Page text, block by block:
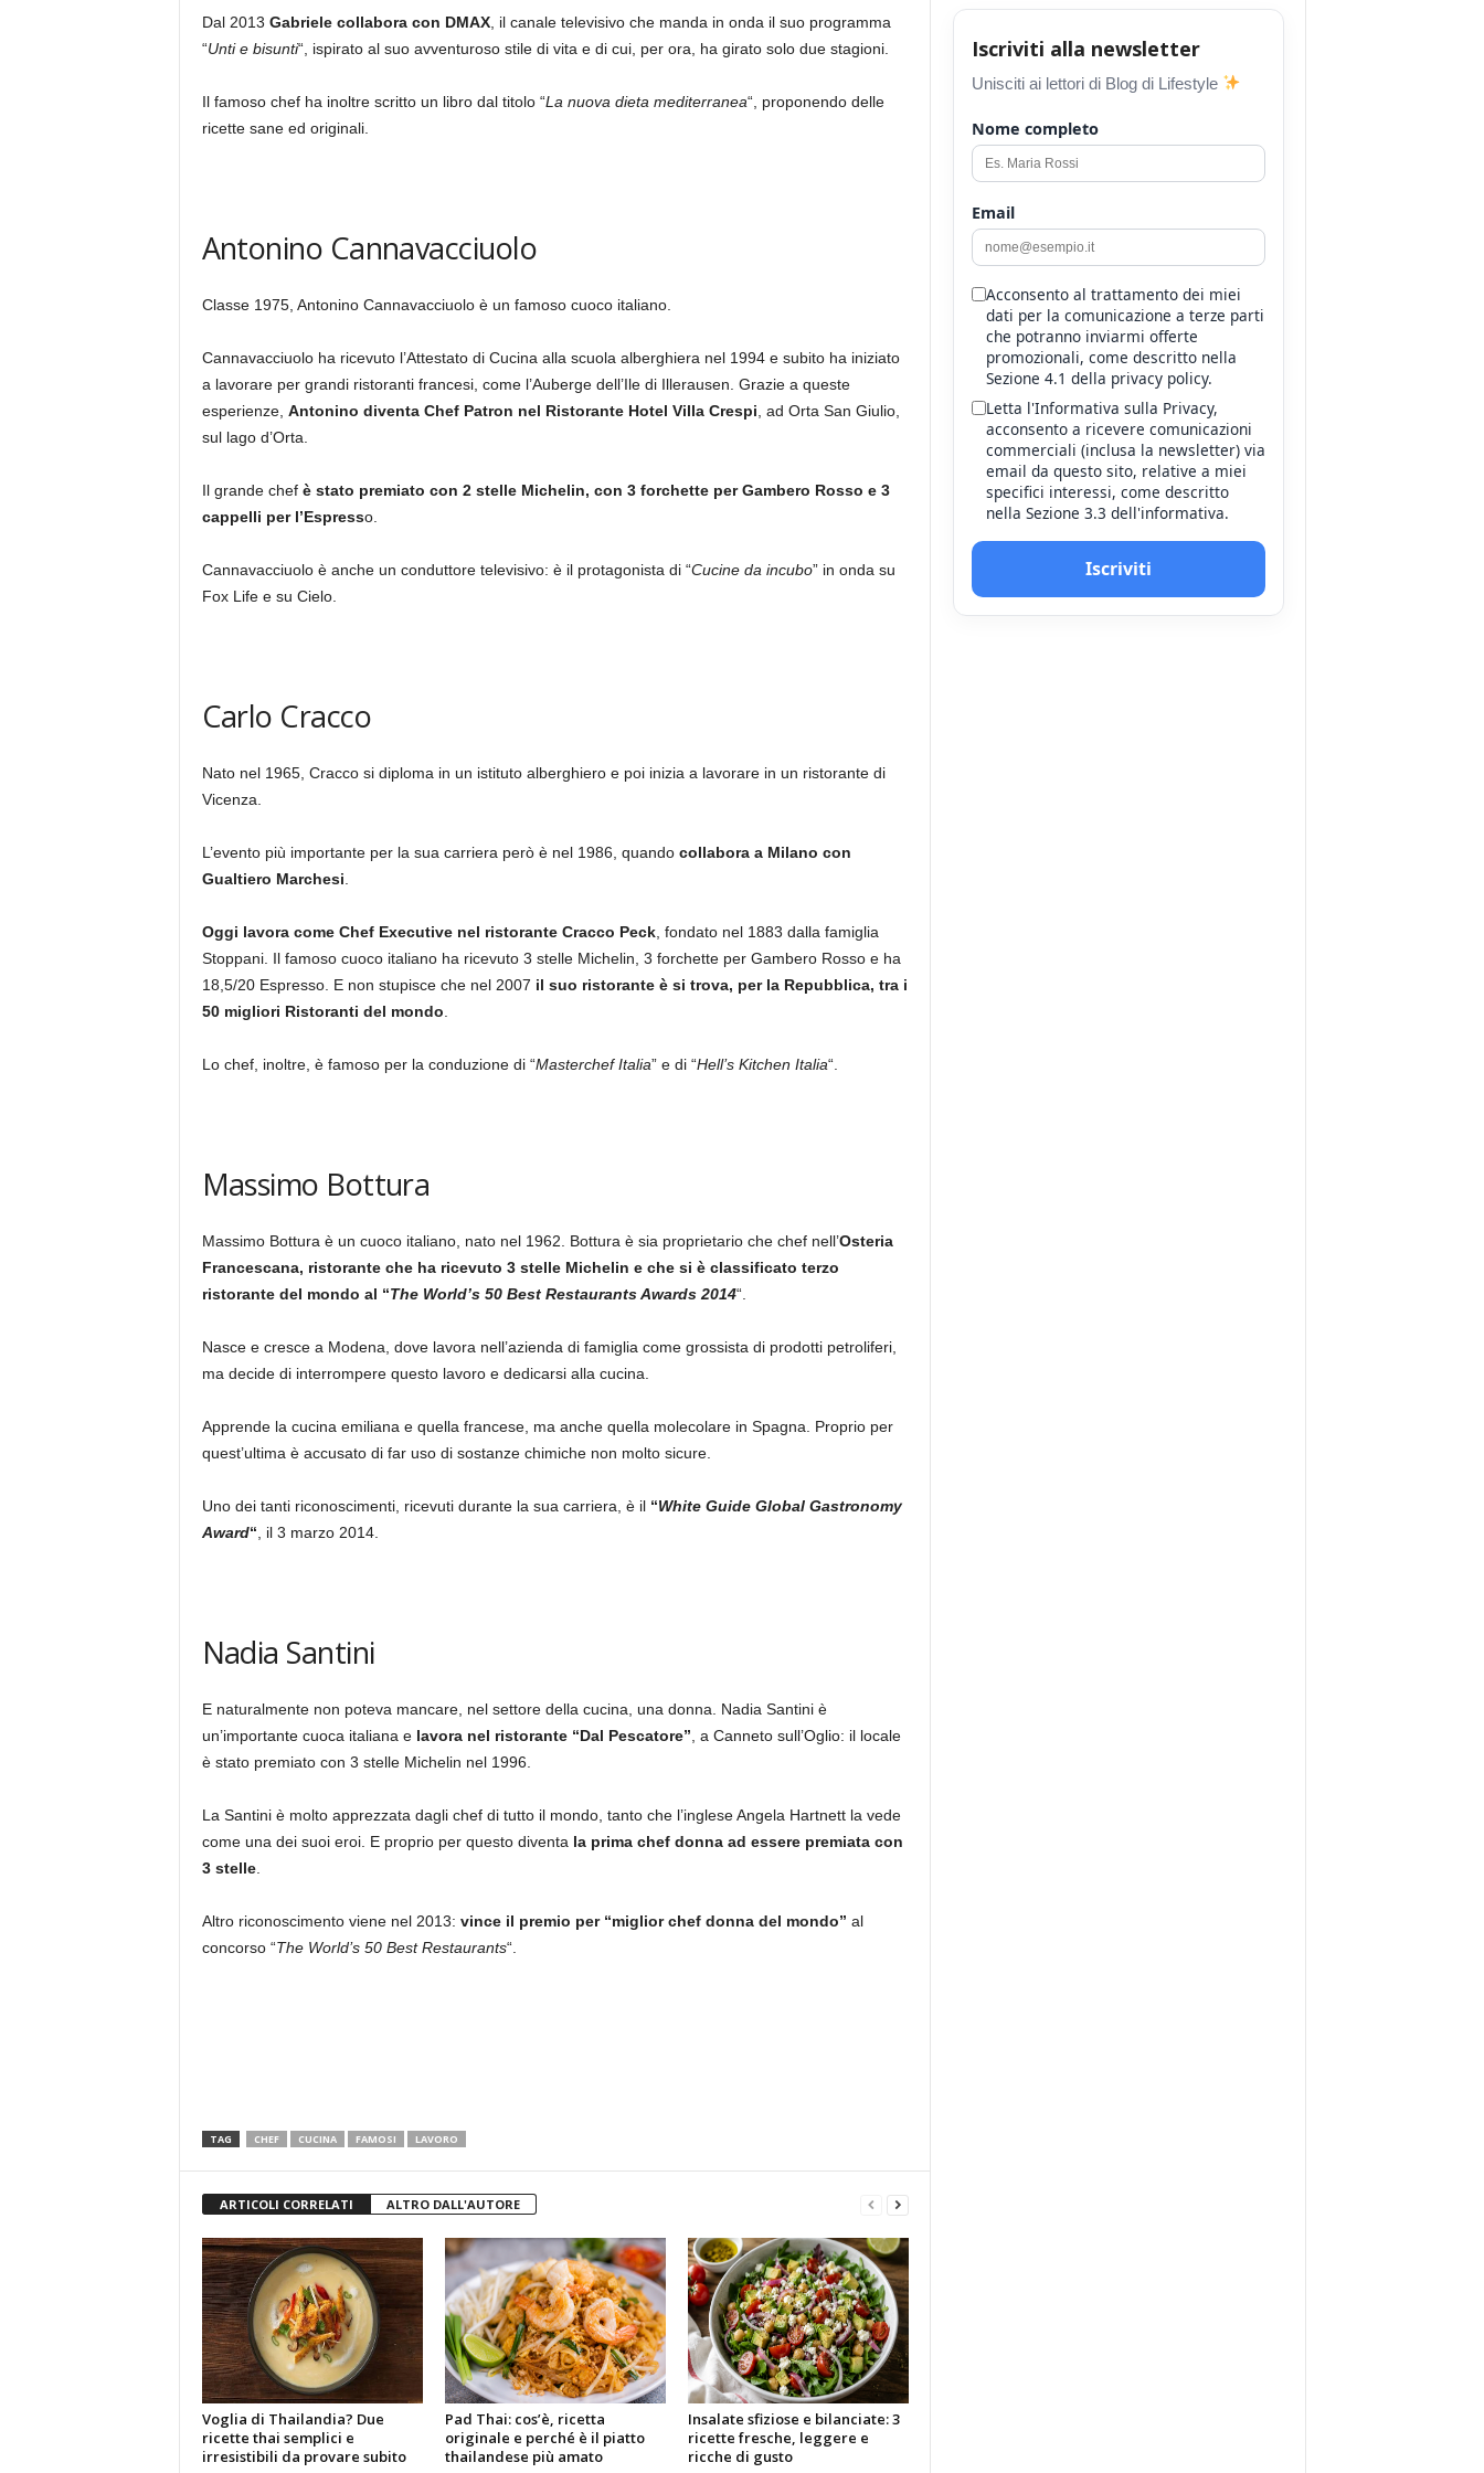
Dal 2013 Gabriele collabora con DMAX, il canale televisivo che manda in onda il suo programma
“Unti e bisunti“, ispirato al suo avventuroso stile di vita e di cui, per ora, ha girato solo due stagioni.
Il famoso chef ha inoltre scritto un libro dal titolo “La nuova dieta mediterranea“, proponendo delle
ricette sane ed originali.
Antonino Cannavacciuolo
Classe 1975, Antonino Cannavacciuolo è un famoso cuoco italiano.
Cannavacciuolo ha ricevuto l’Attestato di Cucina alla scuola alberghiera nel 1994 e subito ha iniziato
a lavorare per grandi ristoranti francesi, come l’Auberge dell’Ile di Illerausen. Grazie a queste
esperienze, Antonino diventa Chef Patron nel Ristorante Hotel Villa Crespi , ad Orta San Giulio,
sul lago d’Orta.
Il grande chef è stato premiato con 2 stelle Michelin, con 3 forchette per Gambero Rosso e 3
cappelli per l’Espresso.
Cannavacciuolo è anche un conduttore televisivo: è il protagonista di “Cucine da incubo” in onda su
Fox Life e su Cielo.
Carlo Cracco
Nato nel 1965, Cracco si diploma in un istituto alberghiero e poi inizia a lavorare in un ristorante di
Vicenza.
L’evento più importante per la sua carriera però è nel 1986, quando collabora a Milano con
Gualtiero Marchesi
Oggi lavora come Chef Executive nel ristorante Cracco Peck, fondato nel 1883 dalla famiglia
Stoppani. Il famoso cuoco italiano ha ricevuto 3 stelle Michelin, 3 forchette per Gambero Rosso e ha
18,5/20 Espresso. E non stupisce che nel 2007 il suo ristorante è si trova, per la Repubblica, tra i
50 migliori Ristoranti del mondo
Lo chef, inoltre, è famoso per la conduzione di “Masterchef Italia” e di “Hell’s Kitchen Italia“.
Massimo Bottura
Massimo Bottura è un cuoco italiano, nato nel 1962. Bottura è sia proprietario che chef nell’Osteria
Francescana, ristorante che ha ricevuto 3 stelle Michelin e che si è classificato terzo
ristorante del mondo al “The World’s 50 Best Restaurants Awards 2014“.
Nasce e cresce a Modena, dove lavora nell’azienda di famiglia come grossista di prodotti petroliferi,
ma decide di interrompere questo lavoro e dedicarsi alla cucina.
Apprende la cucina emiliana e quella francese, ma anche quella molecolare in Spagna. Proprio per
quest’ultima è accusato di far uso di sostanze chimiche non molto sicure.
Uno dei tanti riconoscimenti, ricevuti durante la sua carriera, è il “White Guide Global Gastronomy
Award“ , il 3 marzo 2014.
Nadia Santini
E naturalmente non poteva mancare, nel settore della cucina, una donna. Nadia Santini è
un’importante cuoca italiana e lavora nel ristorante “Dal Pescatore” , a Canneto sull’Oglio: il locale
è stato premiato con 3 stelle Michelin nel 1996.
La Santini è molto apprezzata dagli chef di tutto il mondo, tanto che l’inglese Angela Hartnett la vede
come una dei suoi eroi. E proprio per questo diventa la prima chef donna ad essere premiata con
3 stelle.
Altro riconoscimento viene nel 2013: vince il premio per “miglior chef donna del mondo” al
concorso “The World’s 50 Best Restaurants“.
TAG CHEF CUCINA FAMOSI LAVORO
ARTICOLI CORRELATI ALTRO DALL'AUTORE
Voglia di Thailandia? Due
ricette thai semplici e
irresistibili da provare subito
Pad Thai: cos’è, ricetta
originale e perché è il piatto
thailandese più amato
Insalate sfiziose e bilanciate: 3
ricette fresche, leggere e
ricche di gusto
Iscriviti alla newsletter
Unisciti ai lettori di Blog di Lifestyle
Nome completo
Email
Acconsento al trattamento dei miei
dati per la comunicazione a terze parti
che potranno inviarmi offerte
promozionali, come descritto nella
Sezione 4.1 della privacy policy.
Letta l'Informativa sulla Privacy,
acconsento a ricevere comunicazioni
commerciali (inclusa la newsletter) via
email da questo sito, relative a miei
specifici interessi, come descritto
nella Sezione 3.3 dell'informativa.
Iscriviti